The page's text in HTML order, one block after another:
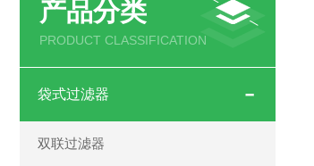
产品分类
PRODUCT CLASSIFICATION
袋式过滤器
双联过滤器